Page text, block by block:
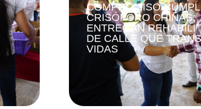
COMPROMISO
CRISÓFORO CHIÑAS;
ENTREGAN
DE CALLE QUE
VIDAS